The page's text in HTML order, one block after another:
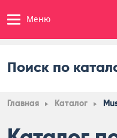
Меню
Поиск по
Главная Каталог